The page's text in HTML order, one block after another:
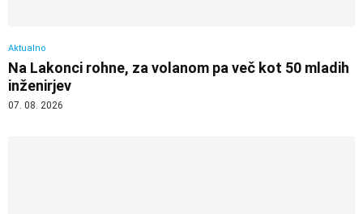
Aktualno
Na Lakonci rohne, za volanom pa več kot 50 mladih
inženirjev
07. 08. 2026